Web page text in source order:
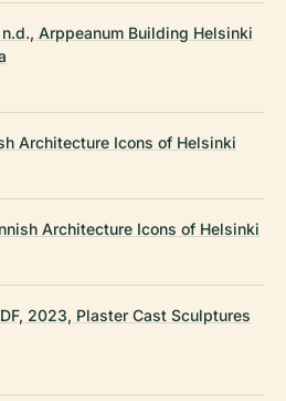
Arppeanum Building Helsinki
Architecture Icons of Helsinki
Architecture Icons of Helsinki
2023, Plaster Cast Sculptures